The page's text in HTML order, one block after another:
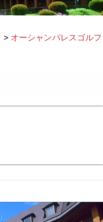
> オーシャンパレスゴルフ